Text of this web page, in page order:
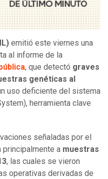
emitió este viernes una
al informe de la
, que detectó graves
genéticas al
uso deficiente del sistema
herramienta clave
señaladas por el
a muestras
, las cuales se vieron
operativas derivadas de